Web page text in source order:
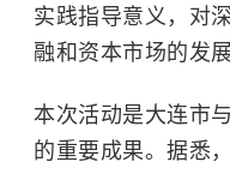
实践指导意义，对
融和资本市场的发
本次活动是大连市
的重要成果。据悉